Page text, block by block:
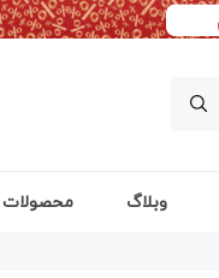
وبلاگ محصولات UNI-T